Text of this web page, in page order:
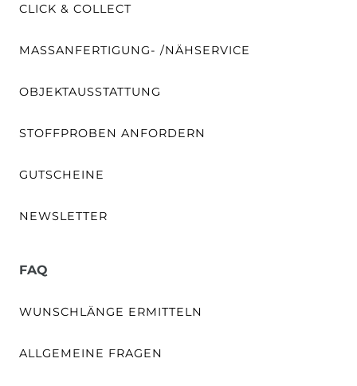
CLICK & COLLECT
MASSANFERTIGUNG- /NÄHSERVICE
OBJEKTAUSSTATTUNG
STOFFPROBEN ANFORDERN
GUTSCHEINE
NEWSLETTER
FAQ
WUNSCHLÄNGE ERMITTELN
ALLGEMEINE FRAGEN